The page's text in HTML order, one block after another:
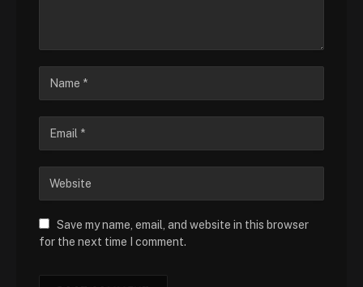
Save my name, email, and website in this browser
for the next time I comment.